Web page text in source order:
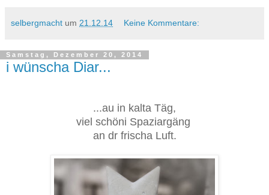
selbergmacht um 21.12.14 Keine Kommentare:
Samstag, Dezember 20, 2014
i wünscha Diar...
...au in kalta Täg,
viel schöni Spaziargäng
an dr frischa Luft.